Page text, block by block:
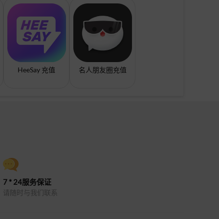
HeeSay 充值 名人朋友圈充值
7 * 24服务保证
请随时与我们联系